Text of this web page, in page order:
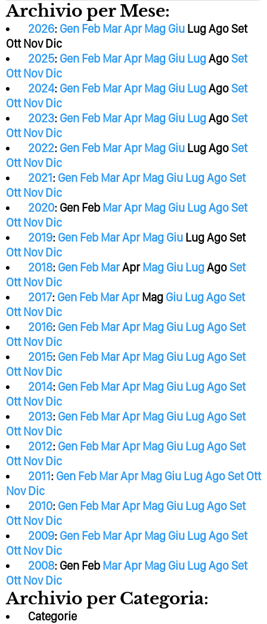
Archivio per Mese:
2026: Gen Feb MarApr Mag Giu LugAgoSet
Ott Nov Dic
2025: Gen Feb MarApr Mag Giu LugAgoSet
Ott Nov Dic
2024: Gen Feb MarApr Mag Giu LugAgoSet
Ott Nov Dic
2023: Gen Feb MarApr Mag Giu LugAgoSet
Ott Nov Dic
2022: Gen Feb MarApr Mag Giu LugAgoSet
Ott Nov Dic
2021: Gen Feb MarApr Mag Giu LugAgoSet
Ott Nov Dic
2020: Gen Feb MarApr Mag Giu LugAgoSet
Ott Nov Dic
2019: Gen Feb MarApr Mag Giu LugAgoSet
Ott Nov Dic
2018: Gen Feb MarApr Mag Giu LugAgoSet
Ott Nov Dic
2017: Gen Feb MarApr Mag Giu LugAgoSet
Ott Nov Dic
2016: Gen Feb MarApr Mag Giu LugAgoSet
Ott Nov Dic
2015: Gen Feb MarApr Mag Giu LugAgoSet
Ott Nov Dic
2014: Gen Feb MarApr Mag Giu LugAgoSet
Ott Nov Dic
2013: Gen Feb MarApr Mag Giu LugAgoSet
Ott Nov Dic
2012: Gen Feb MarApr Mag Giu LugAgoSet
Ott Nov Dic
2011: Gen Feb MarApr Mag Giu LugAgoSet Ott
Nov Dic
2010: Gen Feb MarApr Mag Giu LugAgoSet
Ott Nov Dic
2009: Gen Feb MarApr Mag Giu LugAgoSet
Ott Nov Dic
2008: Gen Feb MarApr Mag Giu LugAgoSet
Ott Nov Dic
Archivio per Categoria:
Categorie